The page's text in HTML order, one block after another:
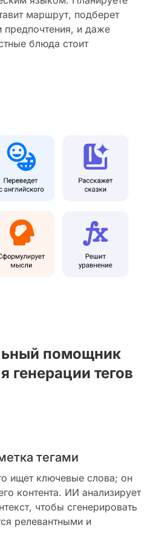
маршрут, подберет
предпочтения, и даже
блюда стоит
помощник
генерации тегов
тегами
ищет ключевые слова; он
контента. ИИ анализирует
чтобы сгенерировать
релевантными и